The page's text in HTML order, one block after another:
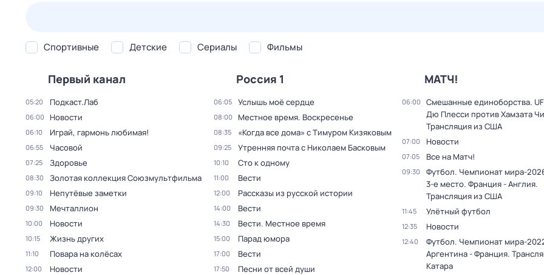
Спортивные Детские Сериалы Фильмы
Первый канал
05:20 Подкаст.Лаб
06:00 Новости
06:10 Играй, гармонь любимая!
06:55 Часовой
07:25 Здоровье
08:30 Золотая коллекция Союзмультфильма
09:10 Непутёвые заметки
09:30 Мечталлион
10:00 Новости
10:15 Жизнь других
11:10 Повара на колёсах
12:00 Новости
Россия 1
06:05 Услышь моё сердце
08:00 Местное время. Воскресенье
08:35 «Когда все дома» с Тимуром Кизяковым
09:25 Утренняя почта с Николаем Басковым
10:10 Сто к одному
11:00 Вести
12:00 Рассказы из русской истории
14:00 Вести
14:30 Вести. Местное время
15:00 Парад юмора
17:00 Вести
17:50 Песни от всей души
МАТЧ!
06:00
Смешанные единоборства.
Дю Плесси против Хамзата
Трансляция из США
07:00 Новости
07:05 Все на Матч!
09:30
Футбол. Чемпионат мира-
3-е место. Франция - Англия.
Трансляция из США
11:45 Улётный футбол
12:35 Новости
12:40
Футбол. Чемпионат мира-
Аргентина - Франция.
Катара